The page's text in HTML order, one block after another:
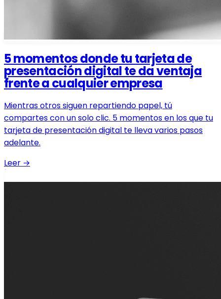
5 momentos donde tu tarjeta de
presentación digital te da ventaja
frente a cualquier empresa
Mientras otros siguen repartiendo papel, tú
compartes con un solo clic. 5 momentos en los que tu
tarjeta de presentación digital te lleva varios pasos
adelante.
Leer →